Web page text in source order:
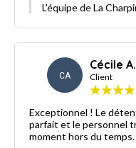
L'équipe de La
CA
Cécile A.
Client
Exceptionnel ! Le
parfait et le personnel très
moment hors du temps.